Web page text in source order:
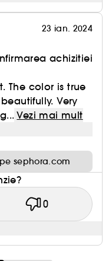
23 ian. 2024
achizitiei
The color is true
Very
Vezi mai mult
sephora.com
0